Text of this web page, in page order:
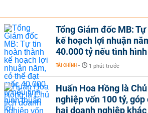
Tổng Giám đốc MB:
kế hoạch lợi nhuận
40.000 tỷ nếu tình
TÀI CHÍNH - 1 phút trước
Huấn Hoa Hồng là
nghiệp vốn 100 tỷ,
hai doanh nghiệp khác